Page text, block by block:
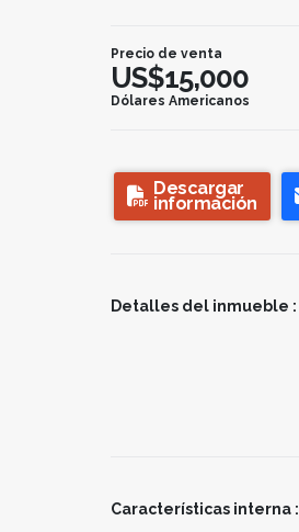
Precio de venta
US$15,000
Dólares Americanos
Descargar
información
Detalles del inmueble :
Características interna :